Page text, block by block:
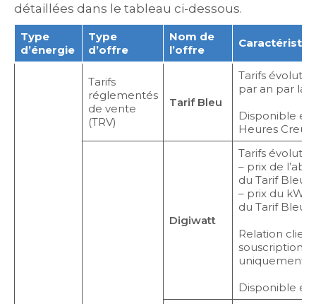
détaillées dans le tableau ci-dessous.
Type
d’énergie
Type
d’offre
Nom de
l’offre
Tarifs
réglementés
de vente
(TRV)
Tarif Bleu
Tarifs
par an par la
Disponible
Heures
Digiwatt
Tarifs
– prix de
du Tarif Bleu ;
– prix du kWh
du Tarif Bleu.
Relation
souscription
uniquement
Disponible